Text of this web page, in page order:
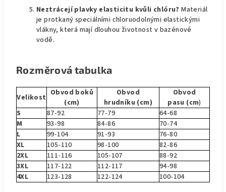
Neztrácejí plavky elasticitu kvůli chlóru?Materiál
je protkaný speciálními chloruodolnými elastickými
vlákny, která mají dlouhou životnost v bazénové
vodě.
Rozměrová tabulka
Velikost Obvod boků
(cm)
Obvod
hrudníku (cm)
Obvod
pasu (cm)
S
87-92 77-79
64-68
M
93-98 84-86
70-74
L
99-104 91-93
76-80
XL
105-110 98-100
82-86
2XL
111-116 105-107
88-92
3XL
117-122 112-117
94-98
4XL
123-128 122-124 100-104